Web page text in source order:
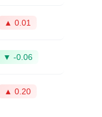
▲ 0.01
▼ -0.06
▲ 0.20